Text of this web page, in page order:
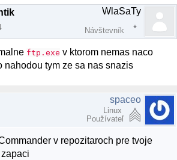
WlaSaTy
Návštevník
ftp.exe v ktorom nemas naco
nahodou tym ze sa nas snazis
spaceo
Linux
Používateľ
v repozitaroch pre tvoje